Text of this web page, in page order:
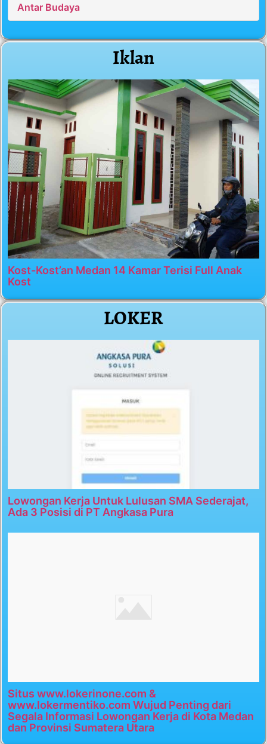
Antar Budaya
Iklan
Kost-Kost’an Medan 14 Kamar Terisi Full Anak
Kost
LOKER
Lowongan Kerja Untuk Lulusan SMA Sederajat,
Ada 3 Posisi di PT Angkasa Pura
Situs www.lokerinone.com &
www.lokermentiko.com Wujud Penting dari
Segala Informasi Lowongan Kerja di Kota Medan
dan Provinsi Sumatera Utara